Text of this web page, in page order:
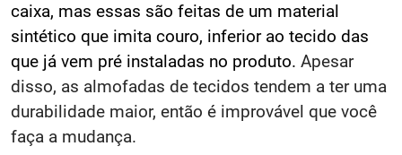
caixa, mas essas são feitas de um material
sintético que imita couro, inferior ao tecido das
que já vem pré instaladas no produto. Apesar
disso, as almofadas de tecidos tendem a ter uma
durabilidade maior, então é improvável que você
faça a mudança.